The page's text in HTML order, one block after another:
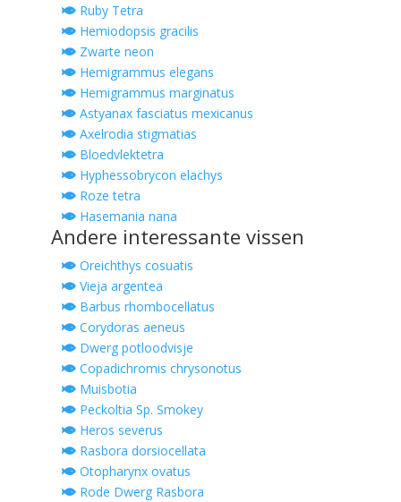
Ruby Tetra
Hemiodopsis gracilis
Zwarte neon
Hemigrammus elegans
Hemigrammus marginatus
Astyanax fasciatus mexicanus
Axelrodia stigmatias
Bloedvlektetra
Hyphessobrycon elachys
Roze tetra
Hasemania nana
Andere interessante vissen
Oreichthys cosuatis
Vieja argentea
Barbus rhombocellatus
Corydoras aeneus
Dwerg potloodvisje
Copadichromis chrysonotus
Muisbotia
Peckoltia Sp. Smokey
Heros severus
Rasbora dorsiocellata
Otopharynx ovatus
Rode Dwerg Rasbora